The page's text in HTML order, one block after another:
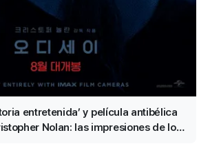
entretenida’ y película antibélica
Nolan: las impresiones de los